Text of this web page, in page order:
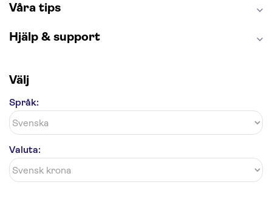
Våra tips
Hjälp & support
Välj
Språk:
Valuta: